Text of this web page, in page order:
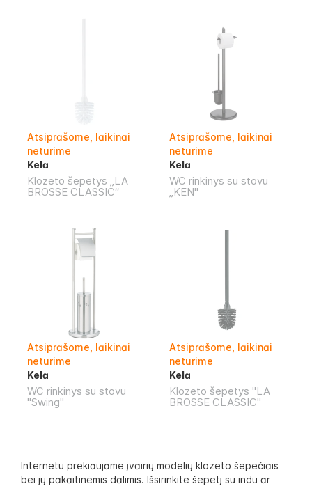
Internetu prekiaujame įvairių modelių klozeto šepečiais
bei jų pakaitinėmis dalimis. Išsirinkite šepetį su indu ar
Atsiprašome, laikinai
neturime
Kela
Klozeto šepetys „LA
BROSSE CLASSIC“
Atsiprašome, laikinai
neturime
Kela
WC rinkinys su stovu
„KEN"
Atsiprašome, laikinai
neturime
Kela
WC rinkinys su stovu
"Swing"
Atsiprašome, laikinai
neturime
Kela
Klozeto šepetys "LA
BROSSE CLASSIC"